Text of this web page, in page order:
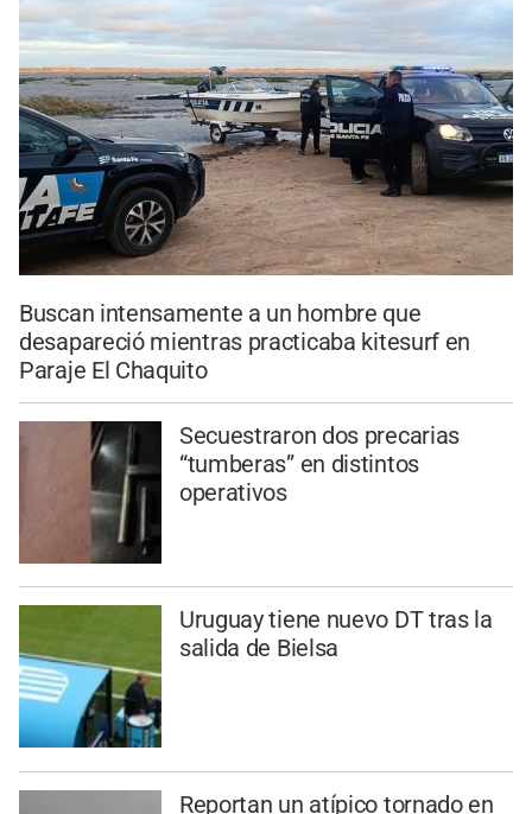
Buscan intensamente a un hombre que
desapareció mientras practicaba kitesurf en
Paraje El Chaquito
Secuestraron dos precarias
“tumberas” en distintos
operativos
Uruguay tiene nuevo DT tras la
salida de Bielsa
Reportan un atípico tornado en